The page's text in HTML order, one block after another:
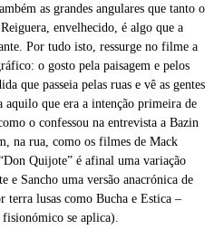
as grandes angulares que tanto o
envelhecido, é algo que a
Por tudo isto, ressurge no filme a
o gosto pela paisagem e pelos
que passeia pelas ruas e vê as gentes
que era a intenção primeira de
o confessou na entrevista a Bazin
na rua, como os filmes de Mack
Quijote” é afinal uma variação
e Sancho uma versão anacrónica de
terra lusas como Bucha e Estica –
se aplica).